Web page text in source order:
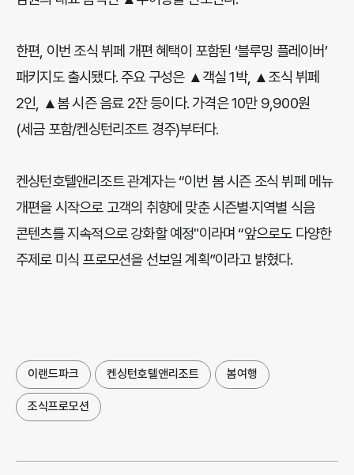
한편, 이번 조식 뷔페 개편 혜택이 포함된 ‘블루밍 플레이버’
패키지도 출시됐다. 주요 구성은 ▲객실 1박, ▲조식 뷔페
2인, ▲봄 시즌 음료 2잔 등이다. 가격은 10만 9,900원
(세금 포함/켄싱턴리조트 경주)부터다.
켄싱턴호텔앤리조트 관계자는 “이번 봄 시즌 조식 뷔페 메뉴
개편을 시작으로 고객의 취향에 맞춘 시즌별·지역별 식음
콘텐츠를 지속적으로 강화할 예정"이라며 “앞으로도 다양한
주제로 미식 프로모션을 선보일 계획”이라고 밝혔다.
이랜드파크 켄싱턴호텔앤리조트 봄여행
조식프로모션